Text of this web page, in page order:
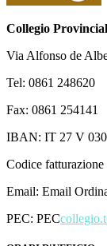
Collegio
Via Alfonso de
Tel: 0861 248620
Fax: 0861 254141
IBAN: IT 27 V
Codice
Email: Email
PEC: PEC